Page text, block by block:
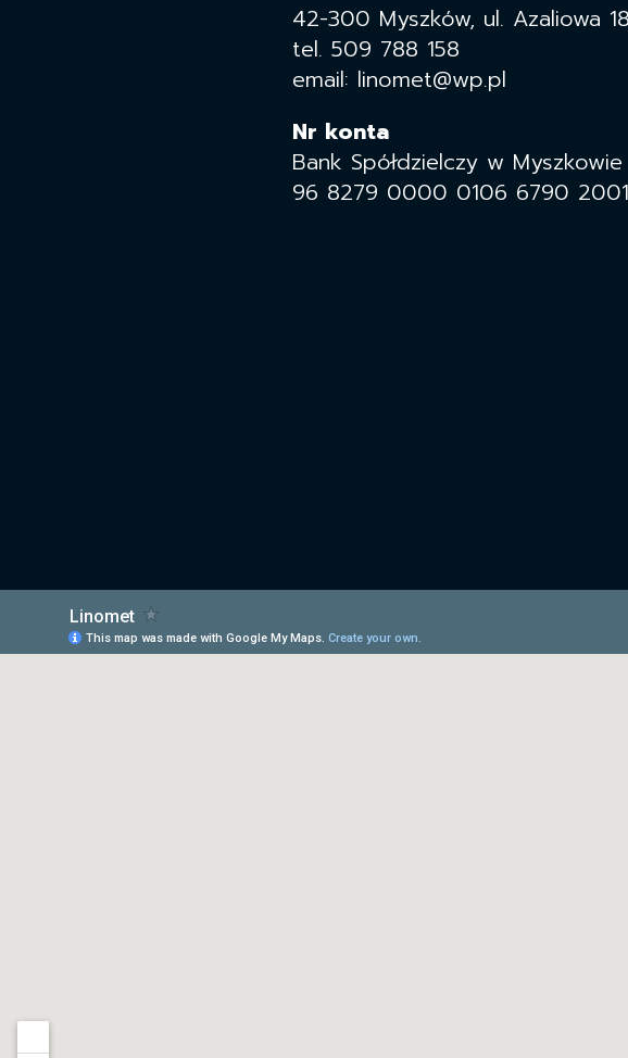
42-300 Myszków, ul. Azaliowa
tel. 509 788 158
email: linomet@wp.pl
Nr konta
Bank Spółdzielczy w Myszkowie
96 8279 0000 0106 6790